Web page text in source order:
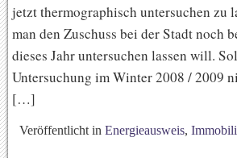
jetzt thermographisch untersuchen zu
man den Zuschuss bei der Stadt noch
dieses Jahr untersuchen lassen will.
Untersuchung im Winter 2008 / 2009
[…]
Veröffentlicht in Energieausweis,